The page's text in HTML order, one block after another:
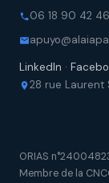
06 18 90 42 46
LinkedIn ·
28 rue Laurent
ORIAS
Membre de la